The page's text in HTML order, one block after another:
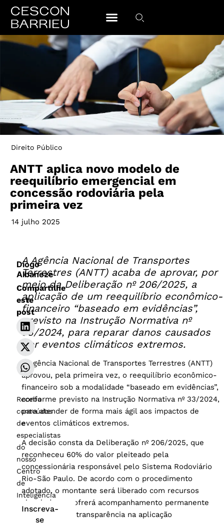
Direito Público
ANTT aplica novo modelo de
reequilíbrio emergencial em
concessão rodoviária pela
primeira vez
14 julho 2025
A Agência Nacional de Transportes
Terrestres (ANTT) acaba de aprovar, por
meio da Deliberação nº 206/2025, a
aplicação de um reequilíbrio econômico-
financeiro “baseado em evidências”,
previsto na Instrução Normativa nº
33/2024, para reparar danos causados
por eventos climáticos extremos.
A Agência Nacional de Transportes Terrestres (ANTT)
aprovou, pela primeira vez, o reequilíbrio econômico-
financeiro sob a modalidade “baseado em evidências”,
conforme previsto na Instrução Normativa nº 33/2024,
para atender de forma mais ágil aos impactos de
eventos climáticos extremos.
A decisão consta da Deliberação nº 206/2025, que
reconheceu 60% do valor pleiteado pela
concessionária responsável pelo Sistema Rodoviário
Rio-São Paulo. De acordo com o procedimento
adotado, o montante será liberado com recursos
vinculados e sofrerá acompanhamento permanente
para garantir a transparência na aplicação
Diogo
Albaneze
Compartilhe
este
post
Receba
conteúdos
de
especialistas
do
nosso
Centro
de
Inteligência
Inscreva-
se